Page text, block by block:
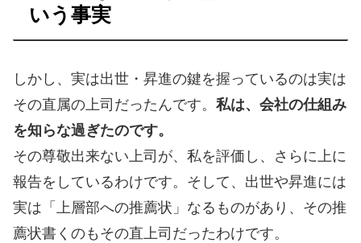
いう事実
しかし、実は出世・昇進の鍵を握っているのは実は
その直属の上司だったんです。 私は、会社の仕組み
を知らな過ぎたのです。
その尊敬出来ない上司が、私を評価し、さらに上に
報告をしているわけです。そして、出世や昇進には
実は「上層部への推薦状」なるものがあり、その推
薦状書くのもその直上司だったわけです。